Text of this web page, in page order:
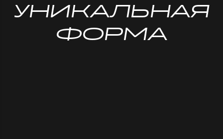
УНИКАЛЬНАЯ
ФОРМА